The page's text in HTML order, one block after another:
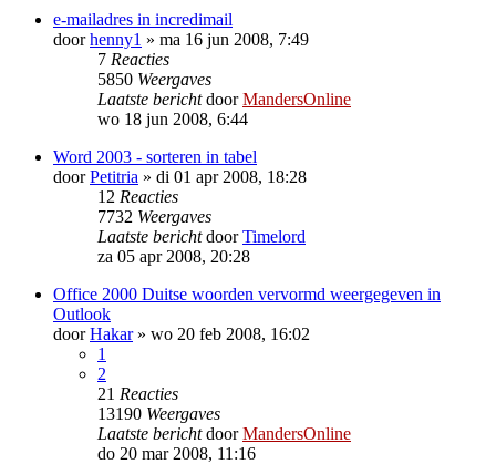
e-mailadres in incredimail
doorhenny1 » ma 16 jun 2008, 7:49
7 Reacties
5850 Weergaves
Laatste berichtdoorMandersOnline
wo 18 jun 2008, 6:44
Word 2003 - sorteren in tabel
doorPetitria » di 01 apr 2008, 18:28
12 Reacties
7732 Weergaves
Laatste berichtdoorTimelord
za 05 apr 2008, 20:28
Office 2000 Duitse woorden vervormd weergegeven in
Outlook
doorHakar» wo 20 feb 2008, 16:02
1
2
21 Reacties
13190 Weergaves
Laatste berichtdoorMandersOnline
do 20 mar 2008, 11:16